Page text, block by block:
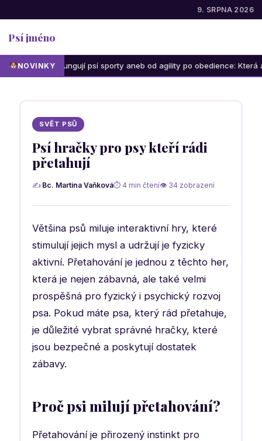
9. SRPNA 2026
Psí jméno
NOVINKY
Jak fungují psí sporty aneb od agility po obedience: Která aktivita
SVĚT PSŮ
Psí hračky pro psy kteří rádi
přetahují
✍ Bc. Martina Vaňková⏱ 4 min čtení👁 34 zobrazení
Většina psů miluje interaktivní hry, které
stimulují jejich mysl a udržují je fyzicky
aktivní. Přetahování je jednou z těchto her,
která je nejen zábavná, ale také velmi
prospěšná pro fyzický i psychický rozvoj
psa. Pokud máte psa, který rád přetahuje,
je důležité vybrat správné hračky, které
jsou bezpečné a poskytují dostatek
zábavy.
Proč psi milují přetahování?
Přetahování je přirozený instinkt pro